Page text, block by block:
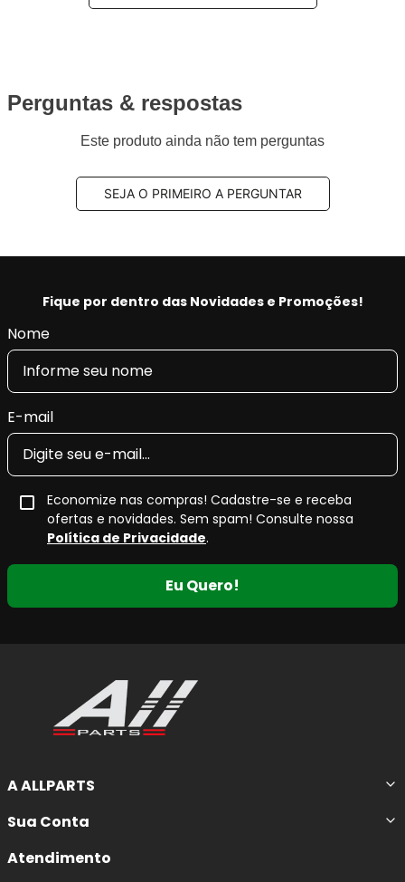
Perguntas & respostas
Este produto ainda não tem perguntas
SEJA O PRIMEIRO A PERGUNTAR
Fique por dentro das Novidades e Promoções!
Nome
E-mail
Economize nas compras! Cadastre-se e receba
ofertas e novidades. Sem spam! Consulte nossa
Política de Privacidade.
Eu Quero!
A ALLPARTS
Sua Conta
Atendimento